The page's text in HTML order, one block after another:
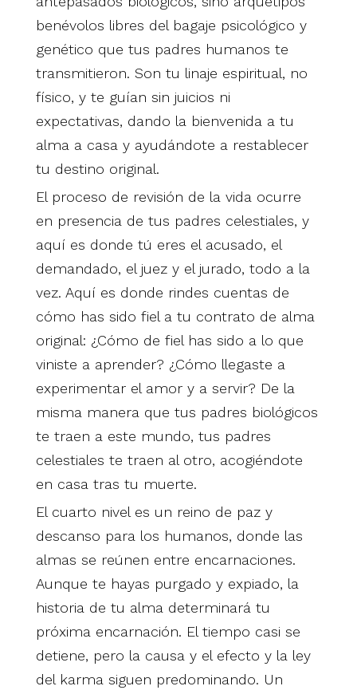
benévolos libres del bagaje psicológico y
genético que tus padres humanos te
transmitieron. Son tu linaje espiritual, no
físico, y te guían sin juicios ni
expectativas, dando la bienvenida a tu
alma a casa y ayudándote a restablecer
tu destino original.
El proceso de revisión de la vida ocurre
en presencia de tus padres celestiales, y
aquí es donde tú eres el acusado, el
demandado, el juez y el jurado, todo a la
vez. Aquí es donde rindes cuentas de
cómo has sido fiel a tu contrato de alma
original: ¿Cómo de fiel has sido a lo que
viniste a aprender? ¿Cómo llegaste a
experimentar el amor y a servir? De la
misma manera que tus padres biológicos
te traen a este mundo, tus padres
celestiales te traen al otro, acogiéndote
en casa tras tu muerte.
El cuarto nivel es un reino de paz y
descanso para los humanos, donde las
almas se reúnen entre encarnaciones.
Aunque te hayas purgado y expiado, la
historia de tu alma determinará tu
próxima encarnación. El tiempo casi se
detiene, pero la causa y el efecto y la ley
del karma siguen predominando. Un